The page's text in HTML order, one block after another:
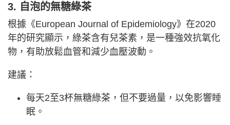
3. 自泡的無糖綠茶
根據《European Journal of Epidemiology》在2020
年的研究顯示，綠茶含有兒茶素，是一種強效抗氧化
物，有助放鬆血管和減少血壓波動。
建議：
每天2至3杯無糖綠茶，但不要過量，以免影響睡
眠。